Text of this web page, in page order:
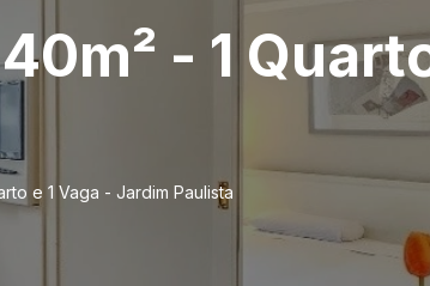
- 1
e 1 Vaga - Jardim Paulista